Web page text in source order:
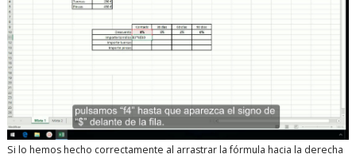
Si lo hemos hecho correctamente al arrastrar la fórmula hacia la derecha